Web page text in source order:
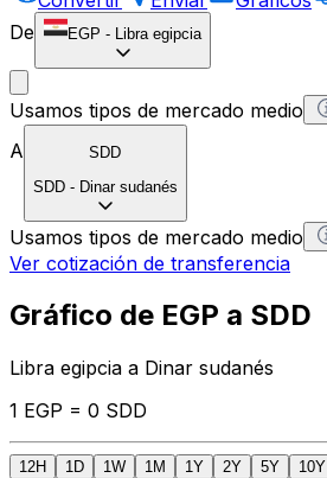
De
EGP - Libra egipcia
Usamos tipos de mercado medio
A
SDD
SDD - Dinar sudanés
Usamos tipos de mercado medio
Ver cotización de transferencia
Gráfico de EGP a SDD
Libra egipcia a Dinar sudanés
1 EGP = 0 SDD
12H 1D 1W 1M 1Y 2Y 5Y 10Y